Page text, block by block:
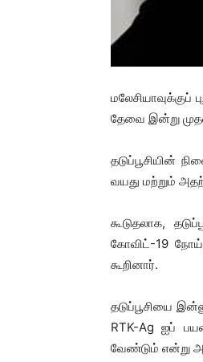
தேவை இன்று
தடுப்பூசியின்
வயது மற்றும்
கூடுதலாக,
கோவிட்-19
கூறினார்.
தடுப்பூசியை
RTK-Ag ஐப்
வேண்டும் என்று